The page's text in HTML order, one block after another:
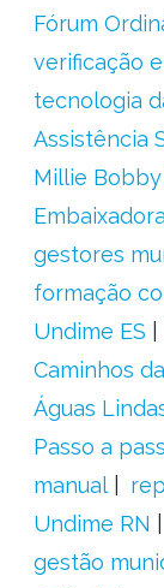
Fórum
verificação
tecnologia
Assistência
Millie
gestores
formação
Undime ES
Caminhos
Águas
Passo a
manual
Undime RN
gestão